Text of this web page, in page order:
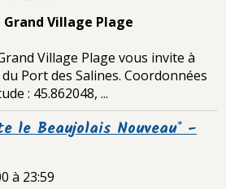
Grand Village Plage
Village Plage vous invite à
Port des Salines. Coordonnées
: 45.862048, ...
le Beaujolais Nouveau* -
à 23:59